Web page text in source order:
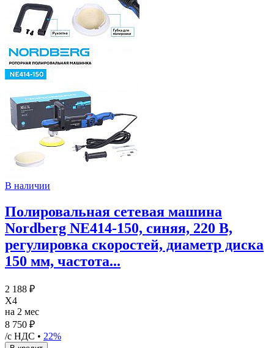
В наличии
Полировальная сетевая машина
Nordberg NE414-150, синяя, 220 В,
регулировка скоростей, диаметр диска
150 мм, частота...
2 188 ₽
X4
на 2 мес
8 750 ₽
/с НДС • 22%